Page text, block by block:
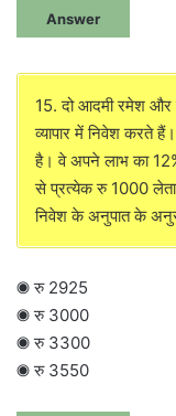
Answer
15. दो आदमी रमेश
व्यापार में निवेश करते
है। वे अपने लाभ का
से प्रत्येक रु 1000 लेता
निवेश के अनुपात के
◉ रु 2925
◉ रु 3000
◉ रु 3300
◉ रु 3550